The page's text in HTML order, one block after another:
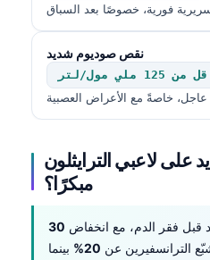
فورية، خصوصًا بعد السباق
نقص صوديوم شديد
من 125 ملي مول/لتر
خاصةً مع الأعراض العصبية
على لاعبي الترايثلون
مبكرًا؟
قبل فقر الدم، مع انخفاض 30
الترانسفيرين عن 20%
بينما